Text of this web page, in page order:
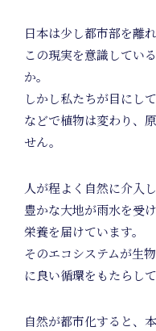
日本は少し都市部を離
この現実を意識してい
か。
しかし私たちが目にし
などで植物は変わり、
せん。
人が程よく自然に介入
豊かな大地が雨水を受
栄養を届けています。
そのエコシステムが生
に良い循環をもたらして
自然が都市化すると、